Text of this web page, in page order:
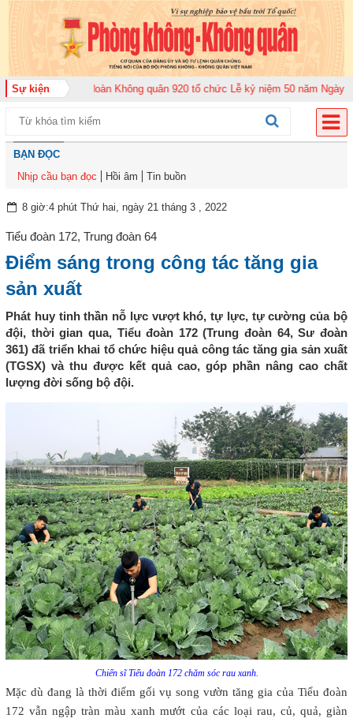
Sự kiệnTrung đoàn Không quân 920 tổ chức Lễ kỷ niệm 50 năm Ngày
BẠN ĐỌC
Nhịp cầu bạn đọc
Hồi âm Tin buồn
8 giờ:4 phút Thứ hai, ngày 21 tháng 3 , 2022
Tiểu đoàn 172, Trung đoàn 64
Điểm sáng trong công tác tăng gia
sản xuất
Phát huy tinh thần nỗ lực vượt khó, tự lực, tự cường của bộ
đội, thời gian qua, Tiểu đoàn 172 (Trung đoàn 64, Sư đoàn
361) đã triển khai tổ chức hiệu quả công tác tăng gia sản xuất
(TGSX) và thu được kết quả cao, góp phần nâng cao chất
lượng đời sống bộ đội.
Chiến sĩ Tiểu đoàn 172 chăm sóc rau xanh.
Mặc dù đang là thời điểm gối vụ song vườn tăng gia của Tiểu đoàn
172 vẫn ngập tràn màu xanh mướt của các loại rau, củ, quả, giàn